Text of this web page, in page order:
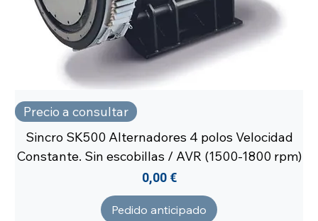
Precio a consultar
Sincro SK500 Alternadores 4 polos Velocidad
Constante. Sin escobillas / AVR (1500-1800 rpm)
Precio
0,00 €
Pedido anticipado